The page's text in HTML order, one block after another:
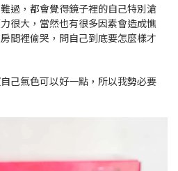
過，都會覺得鏡子裡的自己特別滄
很大，當然也有很多因素會造成憔
間裡偷哭，問自己到底要怎麼樣才
己氣色可以好一點，所以我勢必要